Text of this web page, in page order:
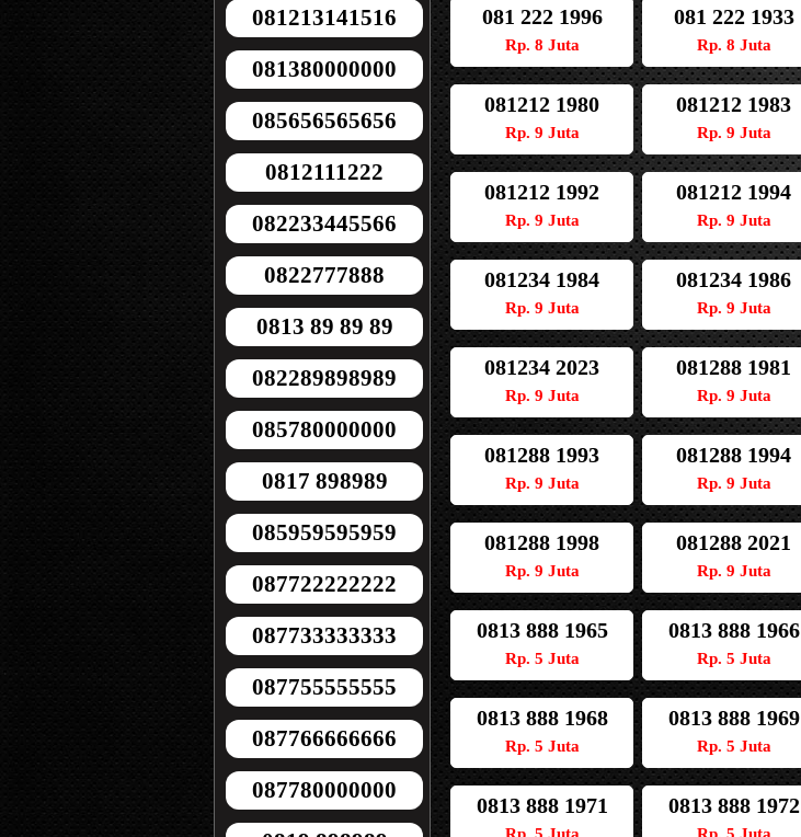
081213141516
081380000000
085656565656
0812111222
082233445566
0822777888
0813 89 89 89
082289898989
085780000000
0817 898989
085959595959
087722222222
087733333333
087755555555
087766666666
087780000000
081 222 1996
Rp. 8 Juta
081 222 1933
Rp. 8 Juta
081212 1980
Rp. 9 Juta
081212 1983
Rp. 9 Juta
081212 1992
Rp. 9 Juta
081212 1994
Rp. 9 Juta
081234 1984
Rp. 9 Juta
081234 1986
Rp. 9 Juta
081234 2023
Rp. 9 Juta
081288 1981
Rp. 9 Juta
081288 1993
Rp. 9 Juta
081288 1994
Rp. 9 Juta
081288 1998
Rp. 9 Juta
081288 2021
Rp. 9 Juta
0813 888 1965
Rp. 5 Juta
0813 888 1966
Rp. 5 Juta
0813 888 1968
Rp. 5 Juta
0813 888 1969
Rp. 5 Juta
0813 888 1971 0813 888 1972